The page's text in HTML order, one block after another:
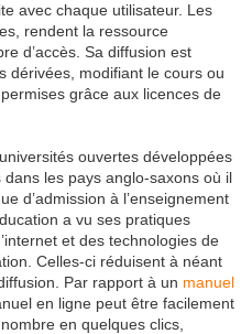
avec chaque utilisateur. Les
rendent la ressource
d’accès. Sa diffusion est
dérivées, modifiant le cours ou
grâce aux licences de
ouvertes développées
dans les pays anglo-saxons où il
d’admission à l’enseignement
a vu ses pratiques
et des technologies de
Celles-ci réduisent à néant
Par rapport à un manuel
en ligne peut être facilement
en quelques clics,